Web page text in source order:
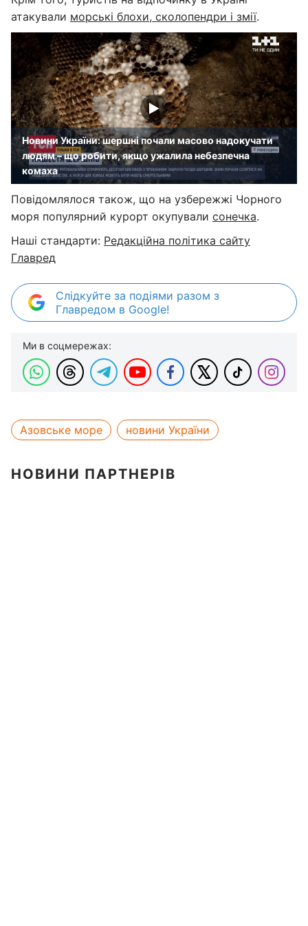
атакували морські блохи, сколопендри і змії.
Новини України: шершні почали масово надокучати
людям – що робити, якщо ужалила небезпечна
комаха
Повідомлялося також, що на узбережжі Чорного
моря популярний курорт окупували сонечка.
Наші стандарти: Редакційна політика сайту
Главред
Слідкуйте за подіями разом з
Главредом в Google!
Ми в соцмережах:
Азовське море новини України
НОВИНИ ПАРТНЕРІВ